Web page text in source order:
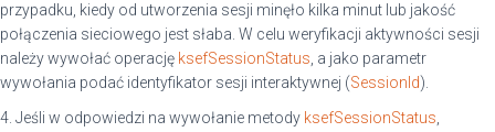
przypadku, kiedy od utworzenia sesji minęło kilka minut lub jakość
połączenia sieciowego jest słaba. W celu weryfikacji aktywności sesji
należy wywołać operację ksefSessionStatus , a jako parametr
wywołania podać identyfikator sesji interaktywnej (SessionId).
4. Jeśli w odpowiedzi na wywołanie metody ksefSessionStatus